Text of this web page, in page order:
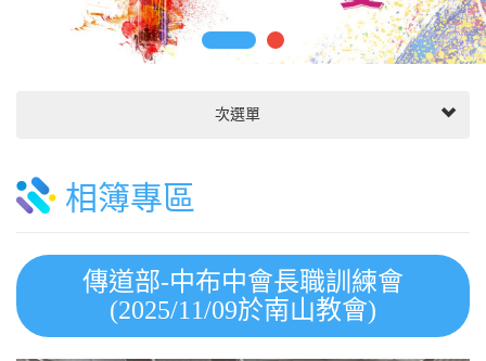
次選單
相簿專區
傳道部-中布中會長職訓練會
(2025/11/09於南山教會)